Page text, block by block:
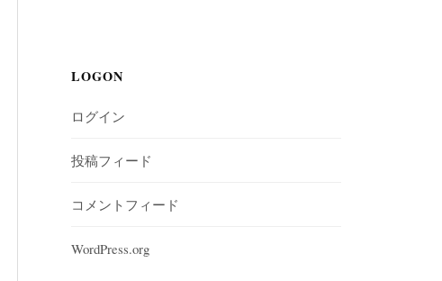
LOGON
ログイン
投稿フィード
コメントフィード
WordPress.org